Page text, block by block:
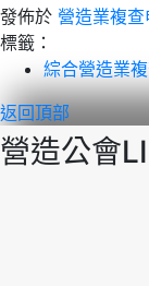
發佈於 營造業複
標籤：
綜合營造業
返回頂部
營造公會